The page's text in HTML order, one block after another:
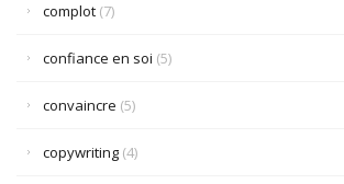
complot (7)
confiance en soi (5)
convaincre (5)
copywriting (4)